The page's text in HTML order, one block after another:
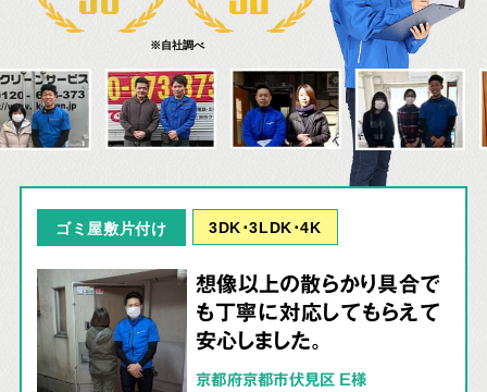
※自社調べ
ゴミ屋敷片付け 3DK･3LDK･4K
想像以上の散らかり具合で
も丁寧に対応してもらえて
安心しました。
京都府京都市伏見区 E様